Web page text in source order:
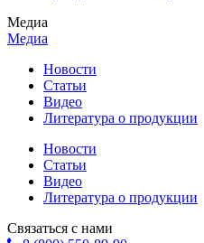
Медиа
Медиа
Новости
Статьи
Видео
Литература о продукции
Новости
Статьи
Видео
Литература о продукции
Связаться с нами